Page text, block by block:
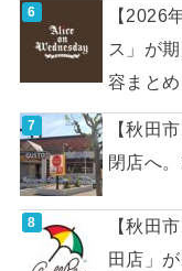
【2026
ス」が
容まとめ
【秋田
閉店へ
【秋田
田店」